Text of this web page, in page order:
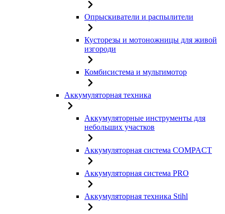
Опрыскиватели и распылители
Кусторезы и мотоножницы для живой
изгороди
Комбисистема и мультимотор
Аккумуляторная техника
Аккумуляторные инструменты для
небольших участков
Аккумуляторная система COMPACT
Аккумуляторная система PRO
Аккумуляторная техника Stihl